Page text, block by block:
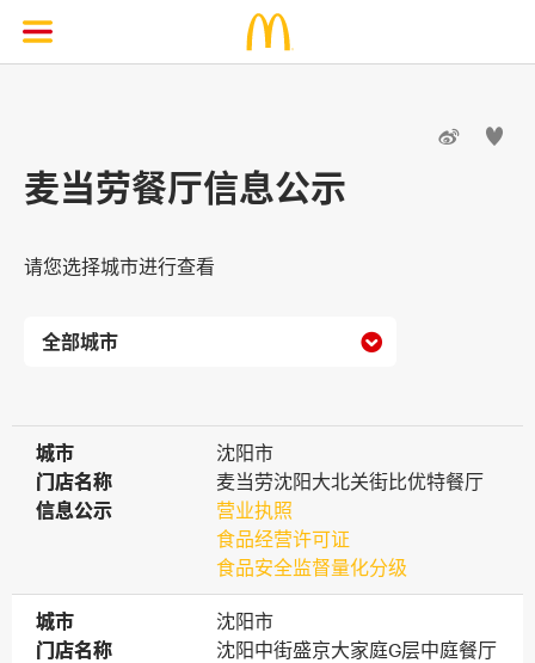
 
麦当劳餐厅信息公示
请您选择城市进行查看

城市
城市
沈阳市
门店名称
门店名称
麦当劳沈阳大北关街比优特餐厅
信息公示
信息公示
营业执照
食品经营许可证
食品安全监督量化分级
城市
城市
沈阳市
门店名称
门店名称
沈阳中街盛京大家庭G层中庭餐厅